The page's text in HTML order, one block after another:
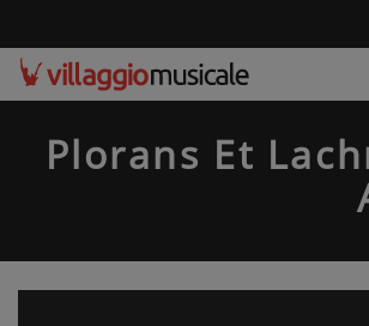
Plorans Et